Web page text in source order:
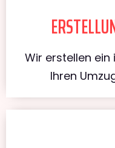
Wir erstellen
Ihren